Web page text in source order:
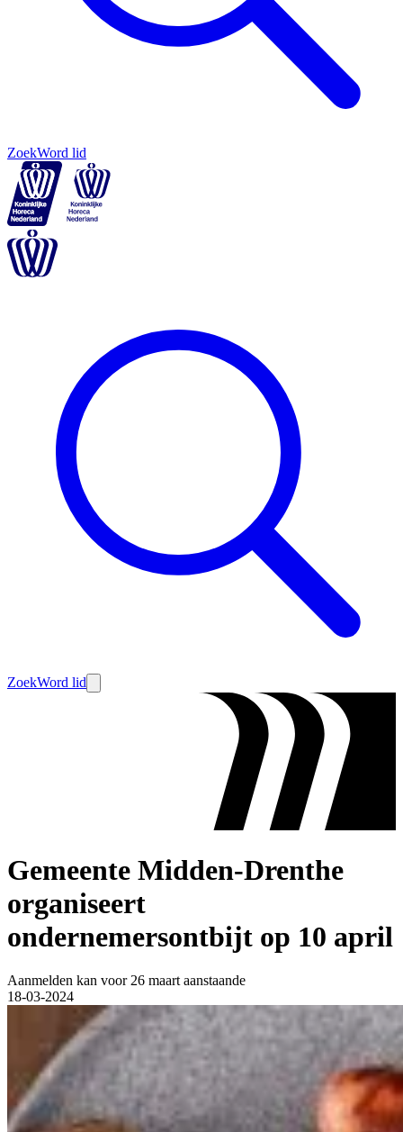
ZoekWord lid
ZoekWord lid
Gemeente Midden-Drenthe
organiseert
ondernemersontbijt op 10 april
Aanmelden kan voor 26 maart aanstaande
18-03-2024